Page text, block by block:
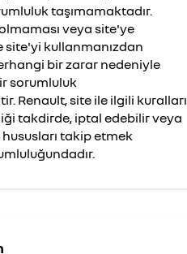
taşımamaktadır.
veya site'ye
site'yi kullanmanızdan
bir zarar nedeniyle
sorumluluk
Renault, site ile ilgili kuralları
takdirde, iptal edebilir veya
takip etmek